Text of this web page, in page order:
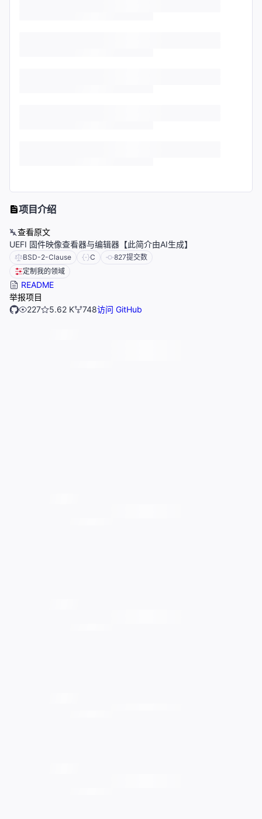
项目介绍
查看原文
UEFI 固件映像查看器与编辑器【此简介由AI生成】
BSD-2-Clause C 827提交数
定制我的领域
README
举报项目
227
5.62 K 748访问 GitHub